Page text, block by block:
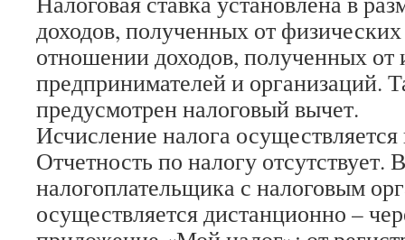
доходов, полученных от
отношении доходов, полученных
предпринимателей и организаций.
предусмотрен налоговый вычет.
Исчисление налога
Отчетность по налогу отсутствует.
налогоплательщика с налоговым
осуществляется дистанционно –